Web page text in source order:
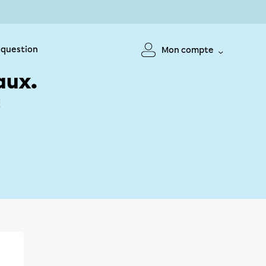
question Mon compte